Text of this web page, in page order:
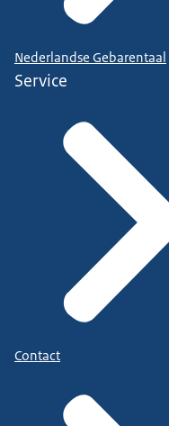
Nederlandse Gebarentaal
Service
Contact